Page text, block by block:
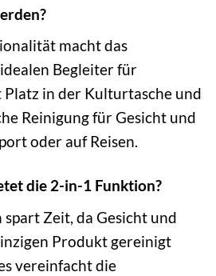
macht das
Begleiter für
Platz in der Kulturtasche und
Reinigung für Gesicht und
oder auf Reisen.
die 2-in-1 Funktion?
Zeit, da Gesicht und
Produkt gereinigt
vereinfacht die